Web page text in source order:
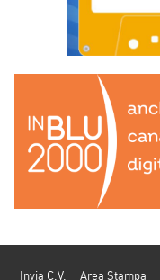
Invia C.V. Area Stampa